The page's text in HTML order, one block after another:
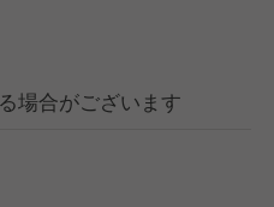
場合がございます